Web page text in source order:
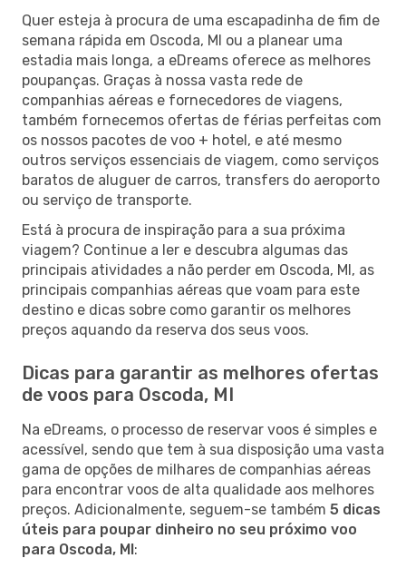
Quer esteja à procura de uma escapadinha de fim de
semana rápida em Oscoda, MI ou a planear uma
estadia mais longa, a eDreams oferece as melhores
poupanças. Graças à nossa vasta rede de
companhias aéreas e fornecedores de viagens,
também fornecemos ofertas de férias perfeitas com
os nossos pacotes de voo + hotel, e até mesmo
outros serviços essenciais de viagem, como serviços
baratos de aluguer de carros, transfers do aeroporto
ou serviço de transporte.
Está à procura de inspiração para a sua próxima
viagem? Continue a ler e descubra algumas das
principais atividades a não perder em Oscoda, MI, as
principais companhias aéreas que voam para este
destino e dicas sobre como garantir os melhores
preços aquando da reserva dos seus voos.
Dicas para garantir as melhores ofertas
de voos para Oscoda, MI
Na eDreams, o processo de reservar voos é simples e
acessível, sendo que tem à sua disposição uma vasta
gama de opções de milhares de companhias aéreas
para encontrar voos de alta qualidade aos melhores
preços. Adicionalmente, seguem-se também 5 dicas
úteis para poupar dinheiro no seu próximo voo
para Oscoda, MI: